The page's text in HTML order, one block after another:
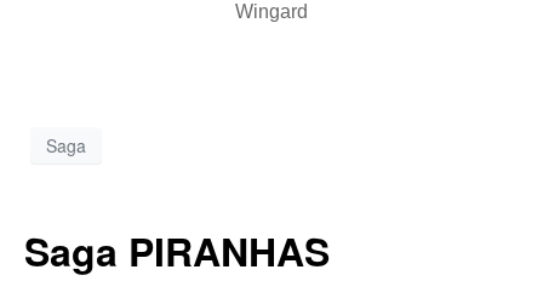
Wingard
Saga
Saga PIRANHAS